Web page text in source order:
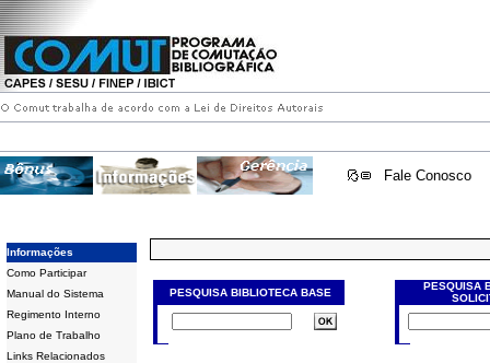
Fale Conosco
Informações
Como Participar
Manual do Sistema
Regimento Interno
Plano de Trabalho
Links Relacionados
PESQUISA BIBLIOTECA BASE
PESQUISA